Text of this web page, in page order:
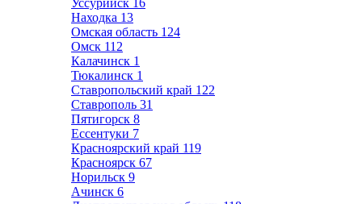
Уссурийск 16
Находка 13
Омская область 124
Омск 112
Калачинск 1
Тюкалинск 1
Ставропольский край 122
Ставрополь 31
Пятигорск 8
Ессентуки 7
Красноярский край 119
Красноярск 67
Норильск 9
Ачинск 6